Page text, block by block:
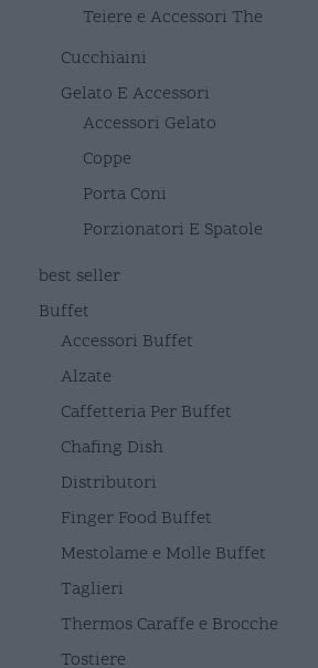
Teiere e Accessori The
Cucchiaini
Gelato E Accessori
Accessori Gelato
Coppe
Porta Coni
Porzionatori E Spatole
best seller
Buffet
Accessori Buffet
Alzate
Caffetteria Per Buffet
Chafing Dish
Distributori
Finger Food Buffet
Mestolame e Molle Buffet
Taglieri
Thermos Caraffe e Brocche
Tostiere